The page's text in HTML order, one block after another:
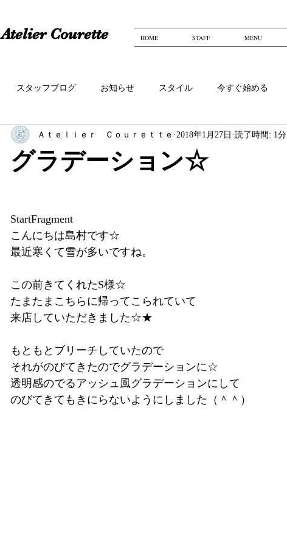
​​Atelier Courette​ HOME STAFF MENU
スタッフブログ お知らせ スタイル 今すぐ始める
グラデーション☆
Ａｔｅｌｉｅｒ Ｃｏｕｒｅｔｔｅ 2018年1月27日 読了時間: 1分
StartFragment
こんにちは島村です☆
最近寒くて雪が多いですね。
この前きてくれたS様☆
たまたまこちらに帰ってこられていて
来店していただきました☆★
もともとブリーチしていたので
それがのびてきたのでグラデーションに☆
透明感のでるアッシュ風グラデーションにして
のびてきてもきにらないようにしました（＾＾）